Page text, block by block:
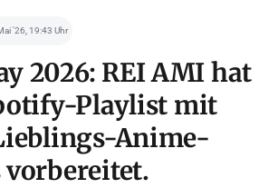
'26, 19:43 Uhr
2026: REI AMI hat
Playlist mit
Anime-
vorbereitet.